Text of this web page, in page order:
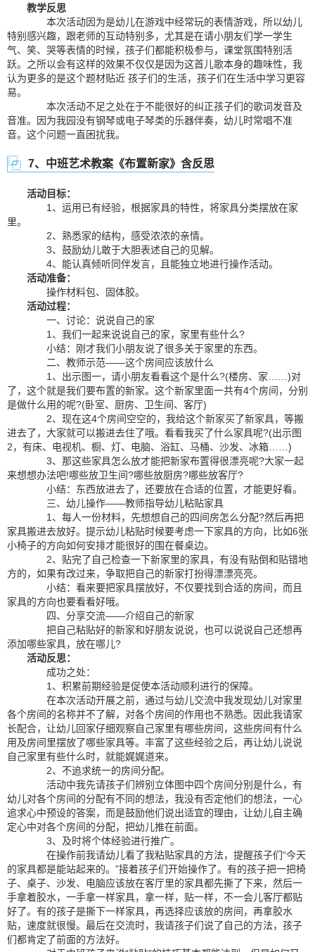
教学反思
本次活动因为是幼儿在游戏中经常玩的表情游戏，所以幼儿
特别感兴趣，跟老师的互动特别多，尤其是在请小朋友们学一学生
气、笑、哭等表情的时候，孩子们都能积极参与，课堂氛围特别活
跃。之所以会有这样的效果不仅仅是因为这首儿歌本身的趣味性，我
认为更多的是这个题材贴近 孩子们的生活，孩子们在生活中学习更容
易。
本次活动不足之处在于不能很好的纠正孩子们的歌词发音及
音准。因为我园没有钢琴或电子琴类的乐器伴奏，幼儿时常唱不准
音。这个问题一直困扰我。
7、中班艺术教案《布置新家》含反思
活动目标：
1、运用已有经验，根据家具的特性，将家具分类摆放在家
里。
2、熟悉家的结构，感受浓浓的亲情。
3、鼓励幼儿敢于大胆表述自己的见解。
4、能认真倾听同伴发言，且能独立地进行操作活动。
活动准备：
操作材料包、固体胶。
活动过程：
一、讨论：说说自己的家
1、我们一起来说说自己的家，家里有些什么?
小结：刚才我们小朋友说了很多关于家里的东西。
二、教师示范——这个房间应该放什么
1、出示图一，请小朋友看看这个是什么?(楼房、家……)对
了，这个就是我们要布置的新家。这个新家里面一共有4个房间，分别
是做什么用的呢?(卧室、厨房、卫生间、客厅)
2、现在这4个房间空空的，我给这个新家买了新家具，等搬
进去了，大家就可以搬进去住了哦。看看我买了什么家具呢?(出示图
2，有床、电视机、橱、灯、电脑、浴缸、马桶、沙发、冰箱……)
3、那这些家具怎么放才能把新家布置得很漂亮呢?大家一起
来想想办法吧!哪些放卫生间?哪些放厨房?哪些放客厅?
小结：东西放进去了，还要放在合适的位置，才能更好看。
三、幼儿操作——教师指导幼儿粘贴家具
1、每人一份材料，先想想自己的四间房怎么分配?然后再把
家具搬进去放好。提示幼儿粘贴时候要考虑一下家具的方向，比如6张
小椅子的方向如何安排才能很好的围在餐桌边。
2、贴完了自己检查一下新家里的家具，有没有贴倒和贴错地
方的，如果有改过来，争取把自己的新家打扮得漂漂亮亮。
小结：看来要把家具摆放好，不仅要找到合适的房间，而且
家具的方向也要看看好哦。
四、分享交流——介绍自己的新家
把自己粘贴好的新家和好朋友说说，也可以说说自己还想再
添加哪些家具，放在哪儿?
活动反思：
成功之处：
1、积累前期经验是促使本活动顺利进行的保障。
在本次活动开展之前，通过与幼儿交流中我发现幼儿对家里
各个房间的名称并不了解，对各个房间的作用也不熟悉。因此我请家
长配合，让幼儿回家仔细观察自己家里有哪些房间，这些房间有什么
用及房间里摆放了哪些家具等。丰富了这些经验之后，再让幼儿说说
自己家里有些什么时，就能娓娓道来。
2、不追求统一的房间分配。
活动中我先请孩子们辨别立体图中四个房间分别是什么，有
幼儿对各个房间的分配有不同的想法，我没有否定他们的想法，一心
追求心中预设的答案，而是鼓励他们说出适宜的理由，让幼儿自主确
定心中对各个房间的分配，把幼儿推在前面。
3、及时将个体经验进行推广。
在操作前我请幼儿看了我粘贴家具的方法，提醒孩子们“今天
的家具都是能站起来的。”接着孩子们开始操作了。有的孩子把一把椅
子、桌子、沙发、电脑应该放在客厅里的家具都先撕了下来，然后一
手拿着胶水，一手拿一样家具，拿一样，贴一样，不一会儿客厅都贴
好了。有的孩子是撕下一样家具，再选择应该放的房间，再拿胶水
贴，速度就很慢。最后在交流时，我请孩子们说了自己的方法，孩子
们都肯定了前面的方法好。